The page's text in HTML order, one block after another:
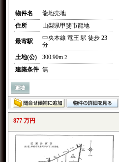
物件名
龍地売地
住所
山梨県甲斐市龍地
最寄駅
中央本線 竜王 駅 徒歩 23
分
土地(公)
300.90m 2
建築条件 無
877 万円